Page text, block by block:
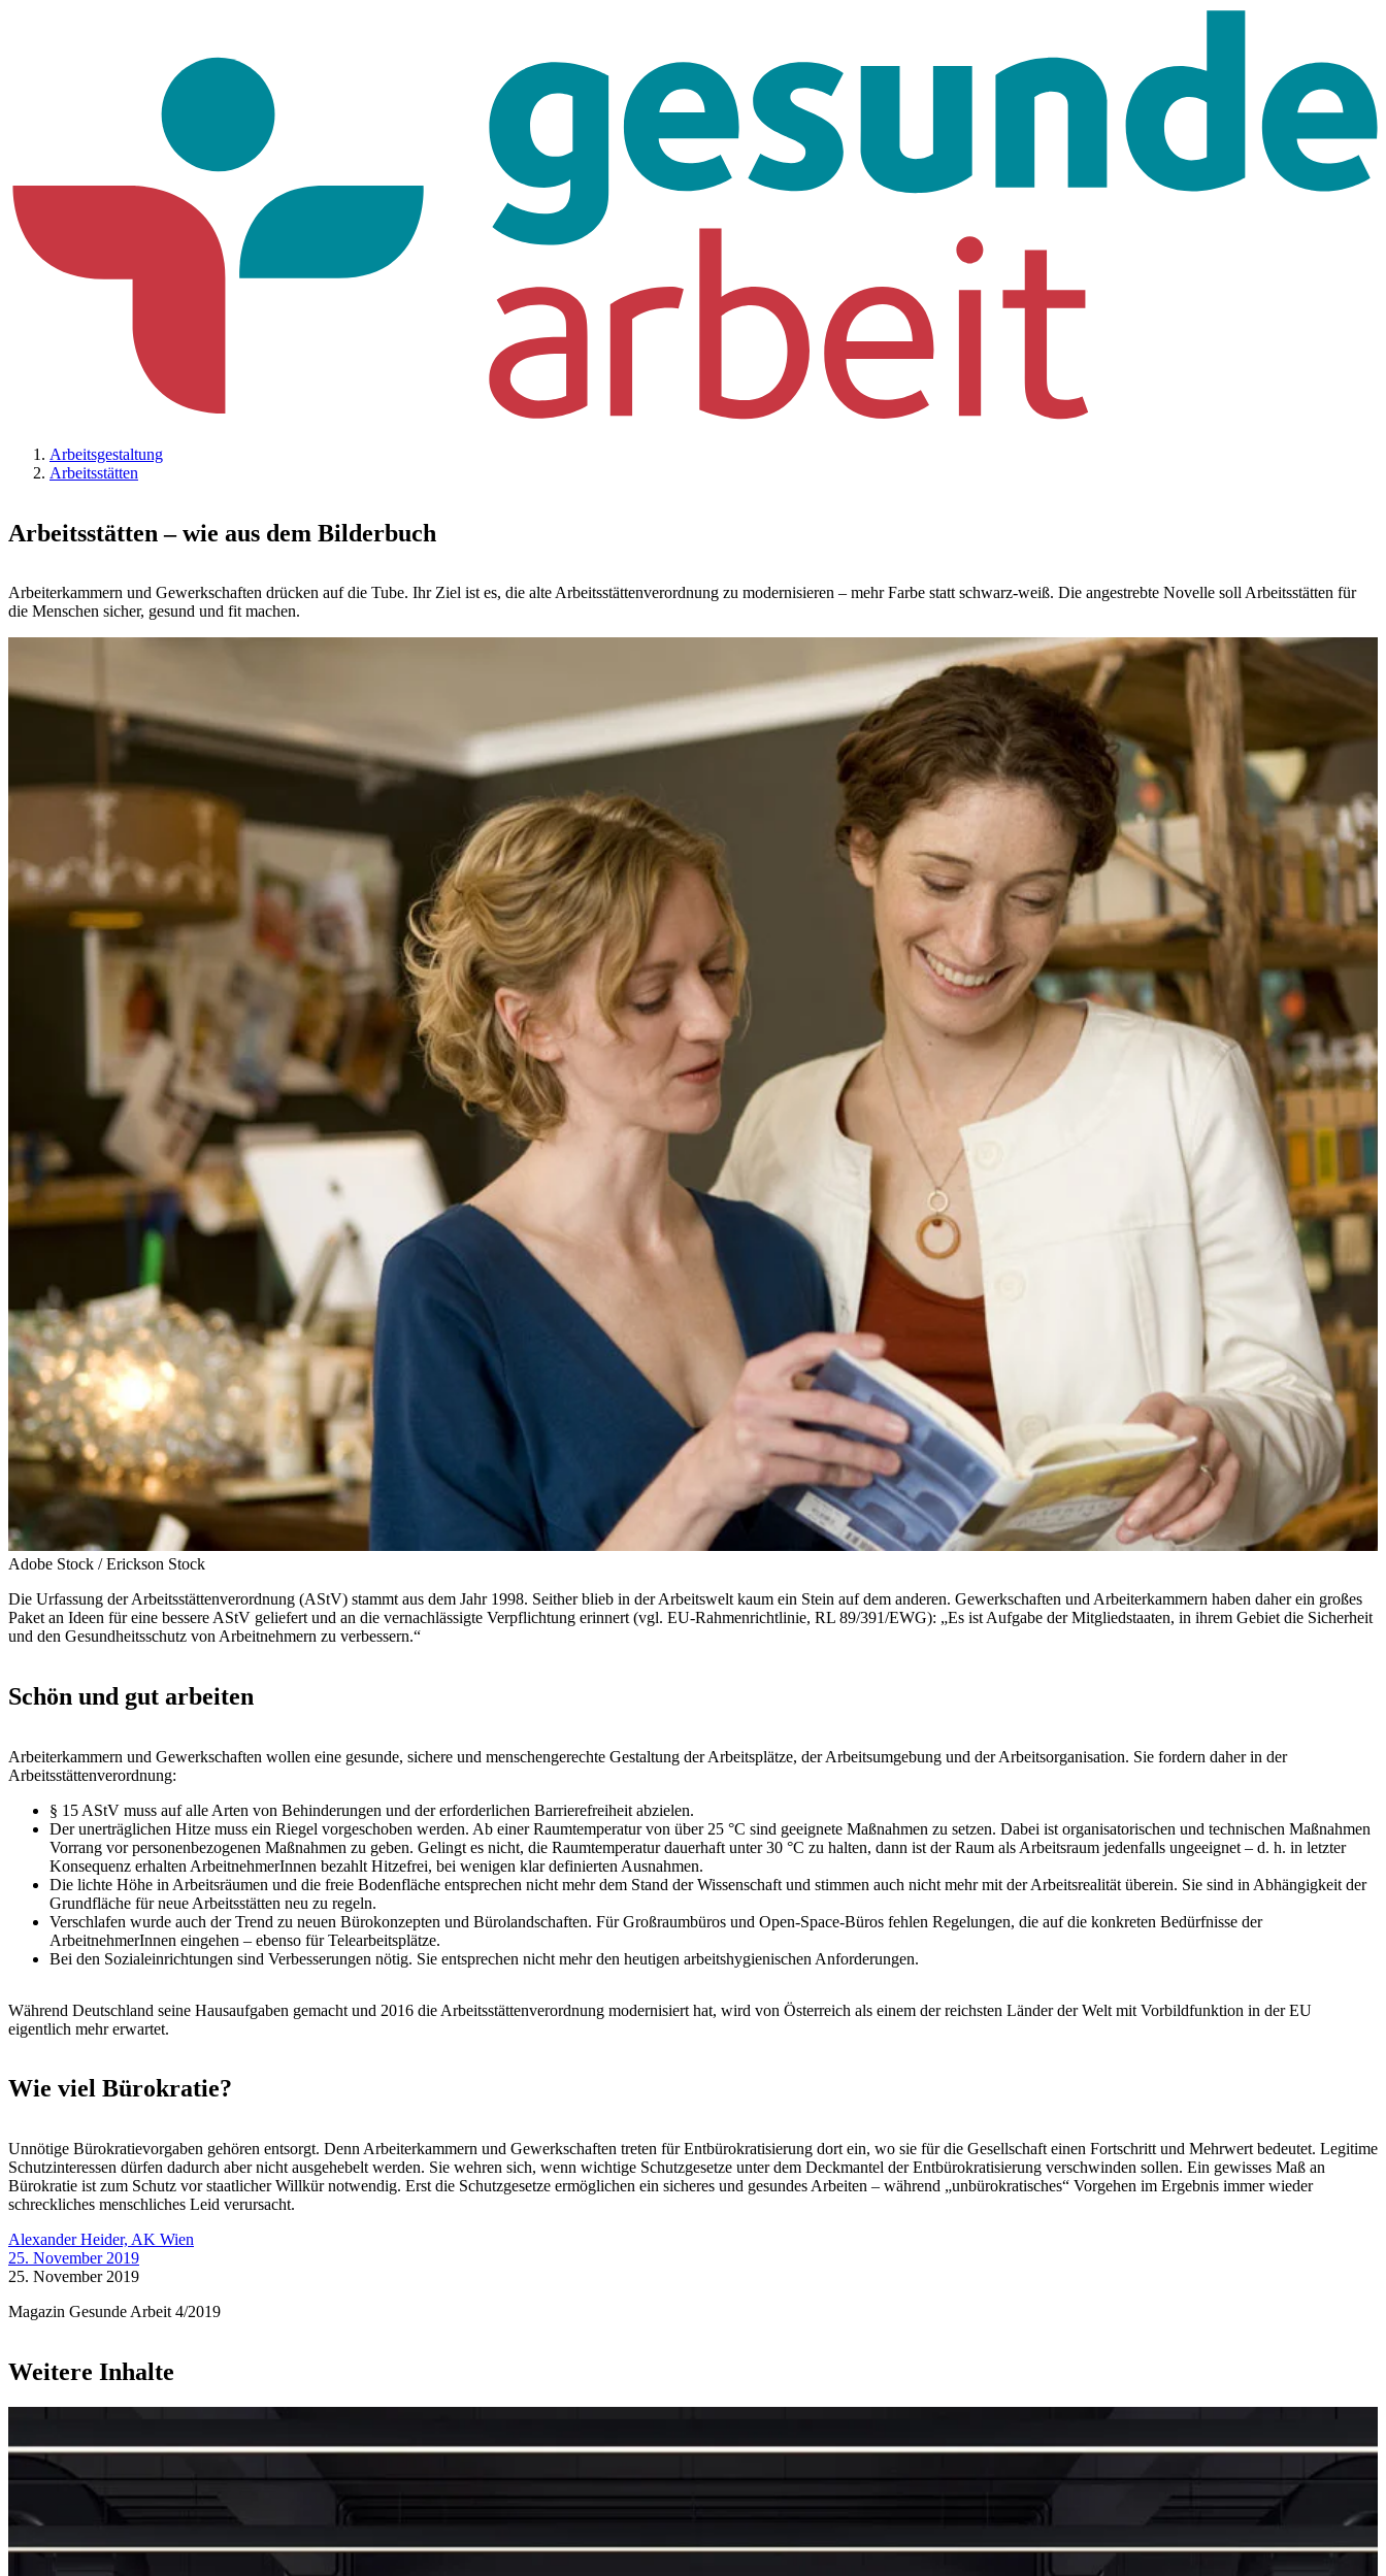
Arbeitsgestaltung
Arbeitsstätten
Arbeitsstätten – wie aus dem Bilderbuch
Arbeiterkammern und Gewerkschaften drücken auf die Tube. Ihr Ziel ist es, die alte Arbeitsstättenverordnung zu modernisieren – mehr Farbe statt schwarz-weiß. Die angestrebte Novelle soll Arbeitsstätten für
die Menschen sicher, gesund und fit machen.
Adobe Stock / Erickson Stock
Die Urfassung der Arbeitsstättenverordnung (AStV) stammt aus dem Jahr 1998. Seither blieb in der Arbeitswelt kaum ein Stein auf dem anderen. Gewerkschaften und Arbeiterkammern haben daher ein großes
Paket an Ideen für eine bessere AStV geliefert und an die vernachlässigte Verpflichtung erinnert (vgl. EU-Rahmenrichtlinie, RL 89/391/EWG): „Es ist Aufgabe der Mitgliedstaaten, in ihrem Gebiet die Sicherheit
und den Gesundheitsschutz von Arbeitnehmern zu verbessern.“
Schön und gut arbeiten
Arbeiterkammern und Gewerkschaften wollen eine gesunde, sichere und menschengerechte Gestaltung der Arbeitsplätze, der Arbeitsumgebung und der Arbeitsorganisation. Sie fordern daher in der
Arbeitsstättenverordnung:
§ 15 AStV muss auf alle Arten von Behinderungen und der erforderlichen Barrierefreiheit abzielen.
Der unerträglichen Hitze muss ein Riegel vorgeschoben werden. Ab einer Raumtemperatur von über 25 °C sind geeignete Maßnahmen zu setzen. Dabei ist organisatorischen und technischen Maßnahmen
Vorrang vor personenbezogenen Maßnahmen zu geben. Gelingt es nicht, die Raumtemperatur dauerhaft unter 30 °C zu halten, dann ist der Raum als Arbeitsraum jedenfalls ungeeignet – d. h. in letzter
Konsequenz erhalten ArbeitnehmerInnen bezahlt Hitzefrei, bei wenigen klar definierten Ausnahmen.
Die lichte Höhe in Arbeitsräumen und die freie Bodenfläche entsprechen nicht mehr dem Stand der Wissenschaft und stimmen auch nicht mehr mit der Arbeitsrealität überein. Sie sind in Abhängigkeit der
Grundfläche für neue Arbeitsstätten neu zu regeln.
Verschlafen wurde auch der Trend zu neuen Bürokonzepten und Bürolandschaften. Für Großraumbüros und Open-Space-Büros fehlen Regelungen, die auf die konkreten Bedürfnisse der
ArbeitnehmerInnen eingehen – ebenso für Telearbeitsplätze.
Bei den Sozialeinrichtungen sind Verbesserungen nötig. Sie entsprechen nicht mehr den heutigen arbeitshygienischen Anforderungen.
Während Deutschland seine Hausaufgaben gemacht und 2016 die Arbeitsstättenverordnung modernisiert hat, wird von Österreich als einem der reichsten Länder der Welt mit Vorbildfunktion in der EU
eigentlich mehr erwartet.
Wie viel Bürokratie?
Unnötige Bürokratievorgaben gehören entsorgt. Denn Arbeiterkammern und Gewerkschaften treten für Entbürokratisierung dort ein, wo sie für die Gesellschaft einen Fortschritt und Mehrwert bedeutet. Legitime
Schutzinteressen dürfen dadurch aber nicht ausgehebelt werden. Sie wehren sich, wenn wichtige Schutzgesetze unter dem Deckmantel der Entbürokratisierung verschwinden sollen. Ein gewisses Maß an
Bürokratie ist zum Schutz vor staatlicher Willkür notwendig. Erst die Schutzgesetze ermöglichen ein sicheres und gesundes Arbeiten – während „unbürokratisches“ Vorgehen im Ergebnis immer wieder
schreckliches menschliches Leid verursacht.
Alexander Heider, AK Wien
25. November 2019
25. November 2019
Magazin Gesunde Arbeit 4/2019
Weitere Inhalte